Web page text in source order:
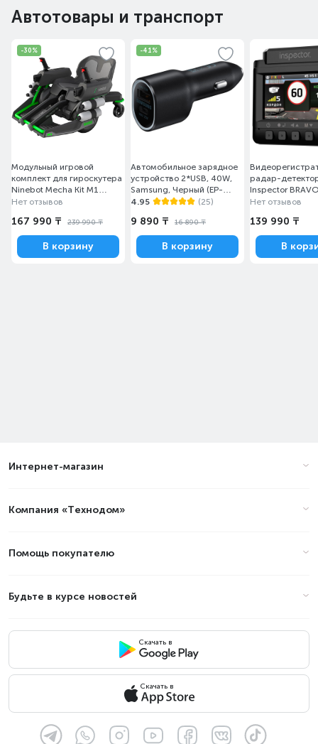
Автотовары и транспорт
-30%
Модульный игровой
комплект для гироскутера
Ninebot Mecha Kit M1
Серый
Нет отзывов
167 990 ₸ 239 990 ₸
В корзину
-41%
Автомобильное зарядное
устройство 2*USB, 40W,
Samsung, Черный (EP-
L4020NBEGRU)
4.95 (25)
9 890 ₸ 16 890 ₸
В корзину
радар-
Inspector
Нет отзывов
139 990 ₸
В
Интернет-магазин
Компания «Технодом»
Помощь покупателю
Будьте в курсе новостей
Скачать в
Скачать в